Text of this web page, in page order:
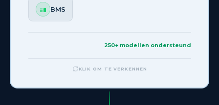
BMS
250+ modellen ondersteund
KLIK OM TE VERKENNEN
KLIK OM TERUG TE GAAN